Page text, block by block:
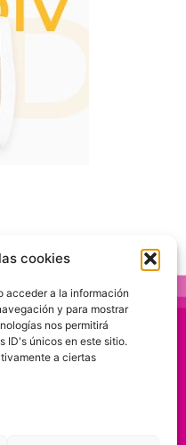
cookies
acceder a la información
y para mostrar
nos permitirá
ID's únicos en este sitio.
a ciertas